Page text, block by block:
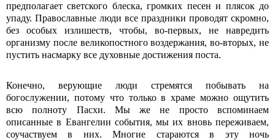
предполагает светского блеска, громких песен и плясок до
упаду. Православные люди все праздники проводят скромно,
без особых излишеств, чтобы, во-первых, не навредить
организму после великопостного воздержания, во-вторых, не
пустить насмарку все духовные достижения поста.
Конечно, верующие люди стремятся побывать на
богослужении, потому что только в храме можно ощутить
всю полноту Пасхи. Мы же не просто вспоминаем
описанные в Евангелии события, мы их вновь переживаем,
соучаствуем в них. Многие стараются в эту ночь